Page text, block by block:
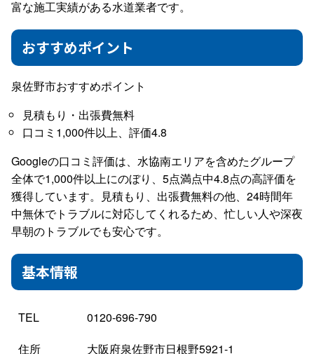
富な施工実績がある水道業者です。
おすすめポイント
泉佐野市おすすめポイント
見積もり・出張費無料
口コミ1,000件以上、評価4.8
Googleの口コミ評価は、水協南エリアを含めたグループ
全体で1,000件以上にのぼり、5点満点中4.8点の高評価を
獲得しています。見積もり、出張費無料の他、24時間年
中無休でトラブルに対応してくれるため、忙しい人や深夜
早朝のトラブルでも安心です。
基本情報
TEL
0120-696-790
住所
大阪府泉佐野市日根野5921-1